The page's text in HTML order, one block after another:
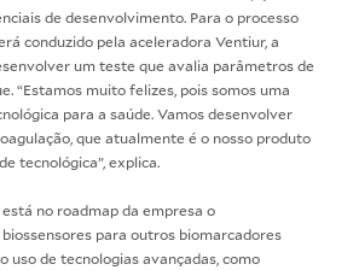
de desenvolvimento. Para o processo
conduzido pela aceleradora Ventiur, a
um teste que avalia parâmetros de
“Estamos muito felizes, pois somos uma
para a saúde. Vamos desenvolver
que atualmente é o nosso produto
tecnológica”, explica.
no roadmap da empresa o
para outros biomarcadores
uso de tecnologias avançadas, como